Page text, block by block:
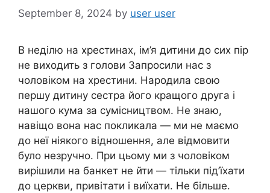
September 8, 2024 by user user
В неділю на хрестинах, ім’я дитини до сих пір
не виходить з голови Запросили нас з
чоловіком на хрестини. Народила свою
першу дитину сестра його кращого друга і
нашого кума за сумісництвом. Не знаю,
навіщо вона нас покликала — ми не маємо
до неї ніякого відношення, але відмовити
було незручно. При цьому ми з чоловіком
вирішили на банкет не йти — тільки під’їхати
до церкви, привітати і виїхати. Не більше.